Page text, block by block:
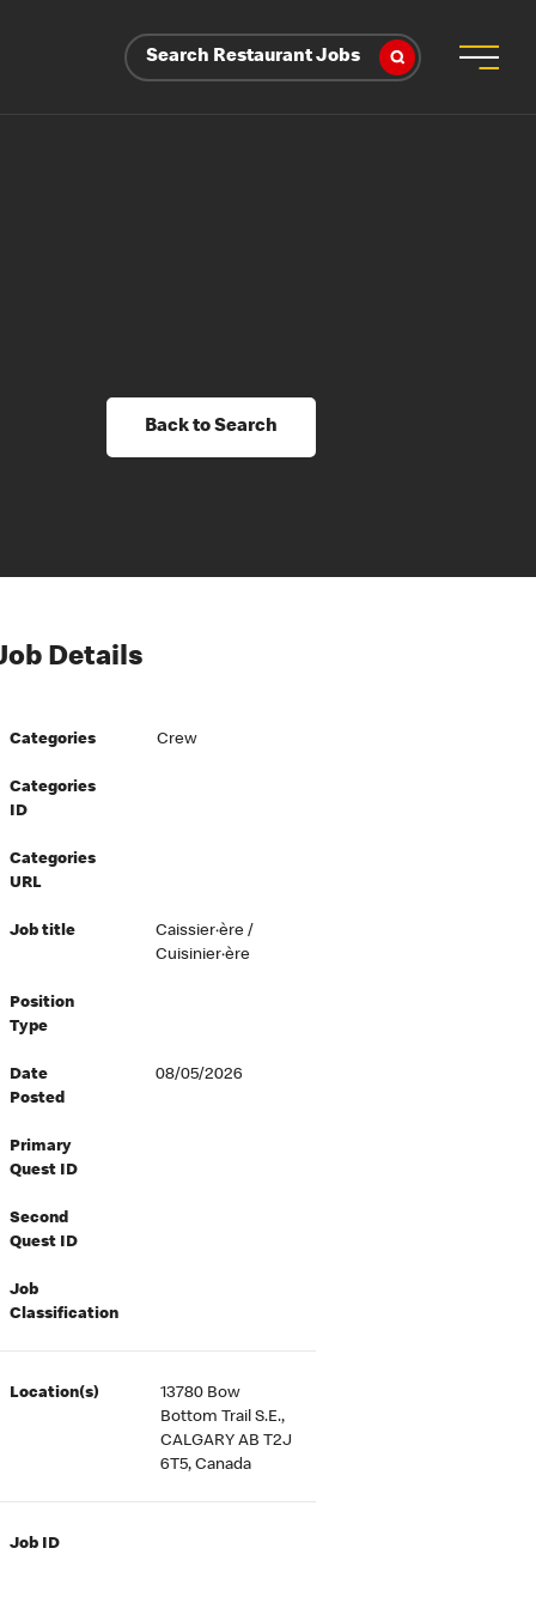
Search Restaurant Jobs
Back to Search
Details
Categories Crew
Categories
ID
Categories
URL
Job title
Caissier·ère /
Cuisinier·ère
Position
Type
Date
Posted
08/05/2026
Primary
Quest ID
Second
Quest ID
Job
Classification
Location(s)
13780 Bow
Bottom Trail S.E.,
CALGARY AB T2J
6T5, Canada
Job ID